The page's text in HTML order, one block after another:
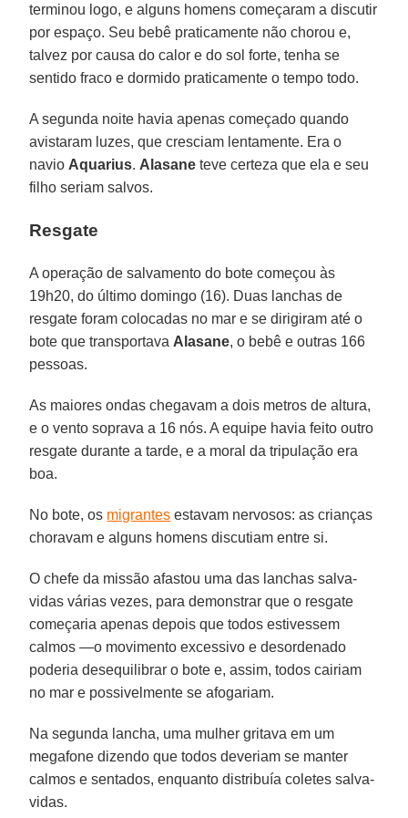
terminou logo, e alguns homens começaram a discutir
por espaço. Seu bebê praticamente não chorou e,
talvez por causa do calor e do sol forte, tenha se
sentido fraco e dormido praticamente o tempo todo.
A segunda noite havia apenas começado quando
avistaram luzes, que cresciam lentamente. Era o
navio Aquarius. Alasane teve certeza que ela e seu
filho seriam salvos.
Resgate
A operação de salvamento do bote começou às
19h20, do último domingo (16). Duas lanchas de
resgate foram colocadas no mar e se dirigiram até o
bote que transportava Alasane, o bebê e outras 166
pessoas.
As maiores ondas chegavam a dois metros de altura,
e o vento soprava a 16 nós. A equipe havia feito outro
resgate durante a tarde, e a moral da tripulação era
boa.
No bote, os migrantes estavam nervosos: as crianças
choravam e alguns homens discutiam entre si.
O chefe da missão afastou uma das lanchas salva-
vidas várias vezes, para demonstrar que o resgate
começaria apenas depois que todos estivessem
calmos —o movimento excessivo e desordenado
poderia desequilibrar o bote e, assim, todos cairiam
no mar e possivelmente se afogariam.
Na segunda lancha, uma mulher gritava em um
megafone dizendo que todos deveriam se manter
calmos e sentados, enquanto distribuía coletes salva-
vidas.